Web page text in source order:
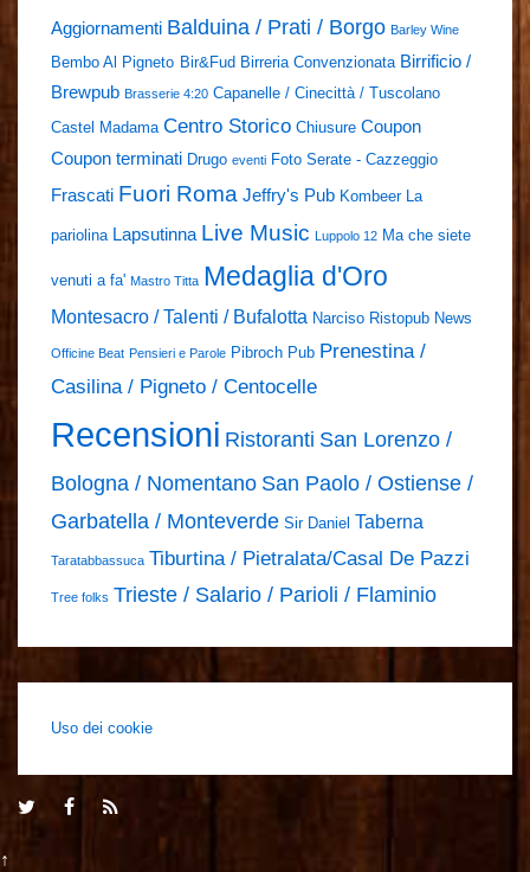
Aggiornamenti Balduina / Prati / Borgo Barley Wine
Bembo Al Pigneto Bir&Fud Birreria Convenzionata Birrificio /
Brewpub Brasserie 4:20 Capanelle / Cinecittà / Tuscolano
Castel Madama Centro Storico Chiusure Coupon
Coupon terminati Drugo eventi Foto Serate - Cazzeggio
Frascati Fuori Roma Jeffry's Pub Kombeer La
pariolina Lapsutinna Live Music Luppolo 12 Ma che siete
venuti a fa' Mastro Titta Medaglia d'Oro
Montesacro / Talenti / Bufalotta Narciso Ristopub News
Officine Beat Pensieri e Parole Pibroch Pub Prenestina /
Casilina / Pigneto / Centocelle
Recensioni Ristoranti San Lorenzo /
Bologna / Nomentano San Paolo / Ostiense /
Garbatella / Monteverde Sir Daniel Taberna
Taratabbassuca Tiburtina / Pietralata/Casal De Pazzi
Tree folks Trieste / Salario / Parioli / Flaminio
Uso dei cookie
↑